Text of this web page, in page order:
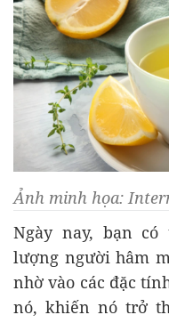
Ảnh minh họa:
Ngày nay, bạn
lượng người hâm
nhờ vào các đặc
nó, khiến nó trở